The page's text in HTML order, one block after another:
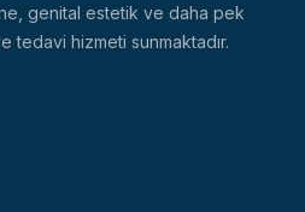
genital estetik ve daha pek
tedavi hizmeti sunmaktadır.